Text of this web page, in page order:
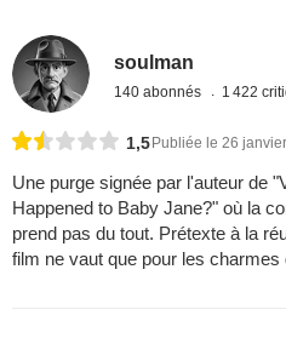
soulman
140 abonnés 1 422
1,5 Publiée le 26
Une purge signée par l'auteur de
Happened to Baby Jane?" où la
prend pas du tout. Prétexte à la
film ne vaut que pour les charmes